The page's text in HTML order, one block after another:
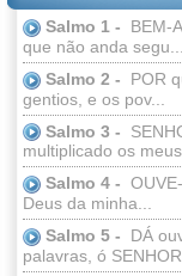
Salmo 1 -
BEM-
que não anda segu...
Salmo 2 -
POR
gentios, e os pov...
Salmo 3 -
multiplicado os
Salmo 4 -
Deus da minha...
Salmo 5 -
DÁ
palavras, ó